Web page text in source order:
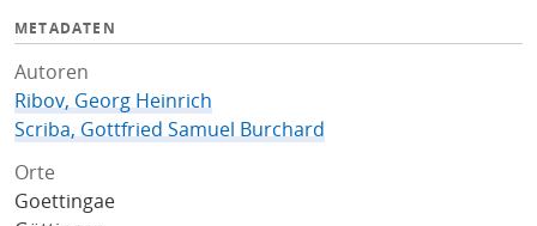
METADATEN
Autoren
Ribov, Georg Heinrich
Scriba, Gottfried Samuel Burchard
Orte
Goettingae